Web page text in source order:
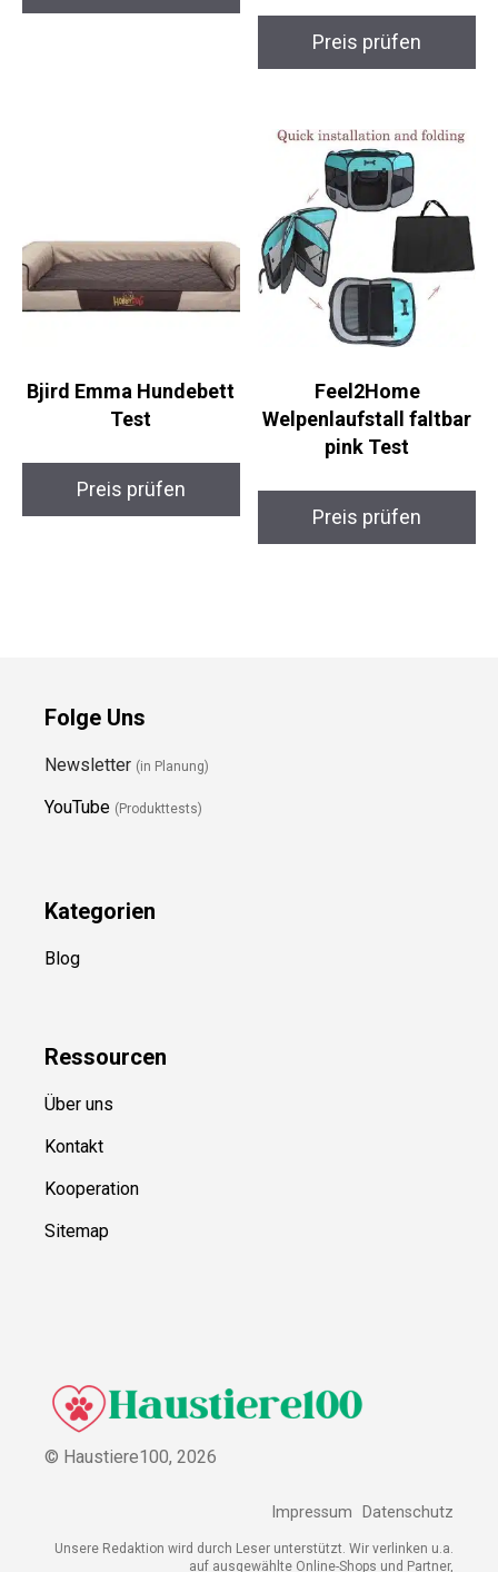
Preis prüfen
Bjird Emma Hundebett
Test
Preis prüfen
Feel2Home
Welpenlaufstall faltbar
pink Test
Preis prüfen
Folge Uns
Newsletter (in Planung)
YouTube (Produkttests)
Kategorien
Blog
Ressourcen
Über uns
Kontakt
Kooperation
Sitemap
© Haustiere100, 2026
Impressum Datenschutz
Unsere Redaktion wird durch Leser unterstützt. Wir verlinken u.a.
auf ausgewählte Online-Shops und Partner,